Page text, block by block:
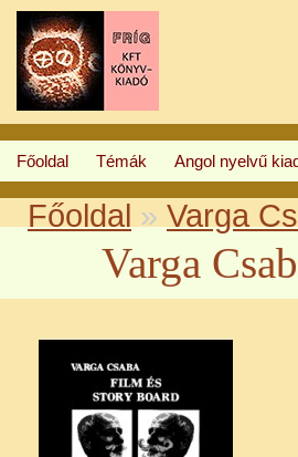
Főoldal Témák Angol nyelvű
Főoldal » Varga
Varga